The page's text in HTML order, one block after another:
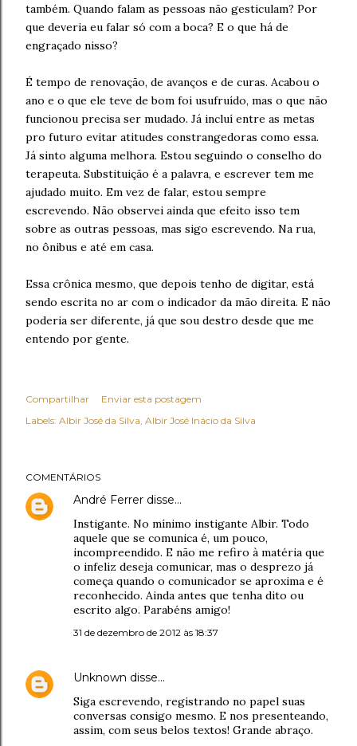
também. Quando falam as pessoas não gesticulam? Por
que deveria eu falar só com a boca? E o que há de
engraçado nisso?
É tempo de renovação, de avanços e de curas. Acabou o
ano e o que ele teve de bom foi usufruído, mas o que não
funcionou precisa ser mudado. Já incluí entre as metas
pro futuro evitar atitudes constrangedoras como essa.
Já sinto alguma melhora. Estou seguindo o conselho do
terapeuta. Substituição é a palavra, e escrever tem me
ajudado muito. Em vez de falar, estou sempre
escrevendo. Não observei ainda que efeito isso tem
sobre as outras pessoas, mas sigo escrevendo. Na rua,
no ônibus e até em casa.
Essa crônica mesmo, que depois tenho de digitar, está
sendo escrita no ar com o indicador da mão direita. E não
poderia ser diferente, já que sou destro desde que me
entendo por gente.
Compartilhar
Enviar esta postagem
Labels: Albir José da Silva Albir José Inácio da Silva
COMENTÁRIOS
André Ferrer disse…
Instigante. No mínimo instigante Albir. Todo
aquele que se comunica é, um pouco,
incompreendido. E não me refiro à matéria que
o infeliz deseja comunicar, mas o desprezo já
começa quando o comunicador se aproxima e é
reconhecido. Ainda antes que tenha dito ou
escrito algo. Parabéns amigo!
31 de dezembro de 2012 às 18:37
Unknown disse…
Siga escrevendo, registrando no papel suas
conversas consigo mesmo. E nos presenteando,
assim, com seus belos textos! Grande abraço.